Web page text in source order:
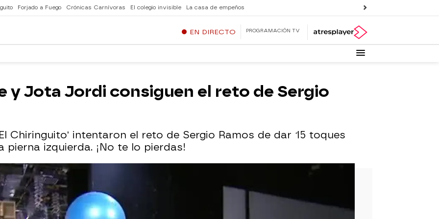
Forjado a Fuego Crónicas Carnívoras El colegio invisible La casa de empeños
EN DIRECTO PROGRAMACIÓN TV
y Jota Jordi consiguen el reto de Sergio
Chiringuito' intentaron el reto de Sergio Ramos de dar 15 toques
izquierda. ¡No te lo pierdas!